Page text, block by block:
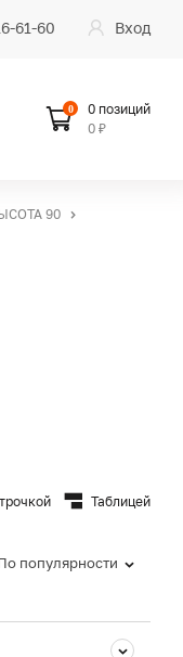
61-60 Вход
0
0 позиций
0 ₽
90
Таблицей
популярности